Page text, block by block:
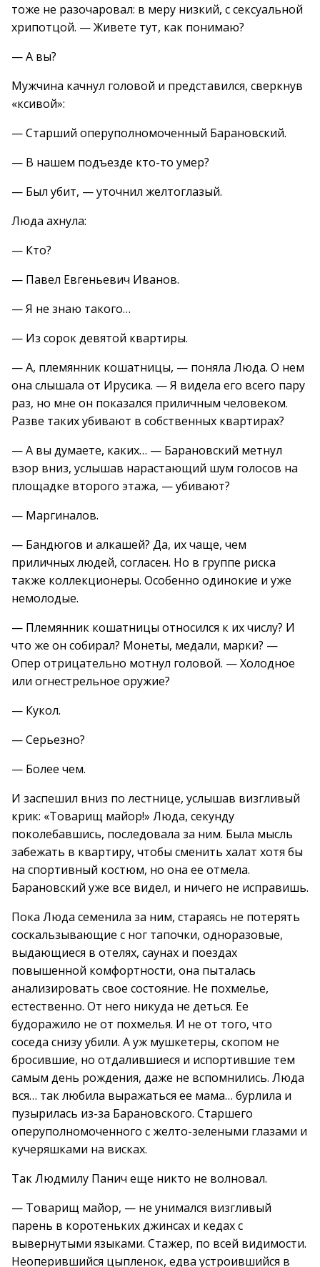
тоже не разочаровал: в меру низкий, с сексуальной
хрипотцой. — Живете тут, как понимаю?
— А вы?
Мужчина качнул головой и представился, сверкнув
«ксивой»:
— Старший оперуполномоченный Барановский.
— В нашем подъезде кто-то умер?
— Был убит, — уточнил желтоглазый.
Люда ахнула:
— Кто?
— Павел Евгеньевич Иванов.
— Я не знаю такого…
— Из сорок девятой квартиры.
— А, племянник кошатницы, — поняла Люда. О нем
она слышала от Ирусика. — Я видела его всего пару
раз, но мне он показался приличным человеком.
Разве таких убивают в собственных квартирах?
— А вы думаете, каких… — Барановский метнул
взор вниз, услышав нарастающий шум голосов на
площадке второго этажа, — убивают?
— Маргиналов.
— Бандюгов и алкашей? Да, их чаще, чем
приличных людей, согласен. Но в группе риска
также коллекционеры. Особенно одинокие и уже
немолодые.
— Племянник кошатницы относился к их числу? И
что же он собирал? Монеты, медали, марки? —
Опер отрицательно мотнул головой. — Холодное
или огнестрельное оружие?
— Кукол.
— Серьезно?
— Более чем.
И заспешил вниз по лестнице, услышав визгливый
крик: «Товарищ майор!» Люда, секунду
поколебавшись, последовала за ним. Была мысль
забежать в квартиру, чтобы сменить халат хотя бы
на спортивный костюм, но она ее отмела.
Барановский уже все видел, и ничего не исправишь.
Пока Люда семенила за ним, стараясь не потерять
соскальзывающие с ног тапочки, одноразовые,
выдающиеся в отелях, саунах и поездах
повышенной комфортности, она пыталась
анализировать свое состояние. Не похмелье,
естественно. От него никуда не деться. Ее
будоражило не от похмелья. И не от того, что
соседа снизу убили. А уж мушкетеры, скопом не
бросившие, но отдалившиеся и испортившие тем
самым день рождения, даже не вспомнились. Люда
вся… так любила выражаться ее мама… бурлила и
пузырилась из-за Барановского. Старшего
оперуполномоченного с желто-зелеными глазами и
кучеряшками на висках.
Так Людмилу Панич еще никто не волновал.
— Товарищ майор, — не унимался визгливый
парень в коротеньких джинсах и кедах с
вывернутыми языками. Стажер, по всей видимости.
Неоперившийся цыпленок, едва устроившийся в